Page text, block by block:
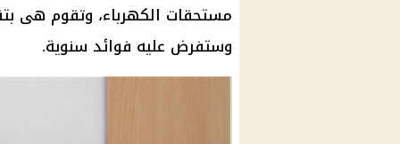
مستحقات الكهرباء، وتقوم هى
وستفرض عليه فوائد سنوية.